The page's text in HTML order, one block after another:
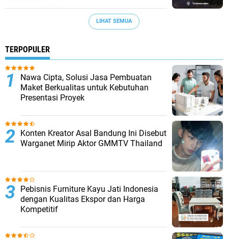
LIHAT SEMUA
TERPOPULER
Nawa Cipta, Solusi Jasa Pembuatan
Maket Berkualitas untuk Kebutuhan
Presentasi Proyek
Konten Kreator Asal Bandung Ini Disebut
Warganet Mirip Aktor GMMTV Thailand
Pebisnis Furniture Kayu Jati Indonesia
dengan Kualitas Ekspor dan Harga
Kompetitif